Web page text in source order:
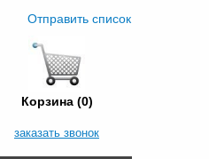
Отправить список
Корзина (0)
заказать звонок